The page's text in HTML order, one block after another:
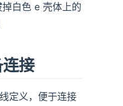
白色 e 壳体上的
接
定义，便于连接